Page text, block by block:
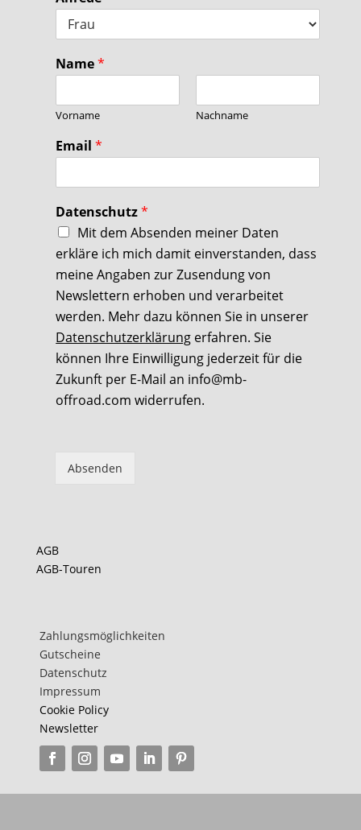
Name*
Vorname Nachname
Email*
Datenschutz*
Mit dem Absenden meiner Daten
erkläre ich mich damit einverstanden, dass
meine Angaben zur Zusendung von
Newslettern erhoben und verarbeitet
werden. Mehr dazu können Sie in unserer
Datenschutzerklärung erfahren. Sie
können Ihre Einwilligung jederzeit für die
Zukunft per E-Mail an info@mb-
offroad.com widerrufen.
Absenden
teilen
AGB
AGB-Touren
Zahlungsmöglichkeiten
Gutscheine
Datenschutz
Impressum
Cookie Policy
Newsletter